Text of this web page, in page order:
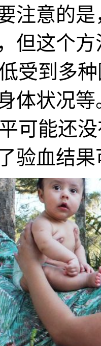
意的是
但这个
受到多
体状况
可能还
验血结